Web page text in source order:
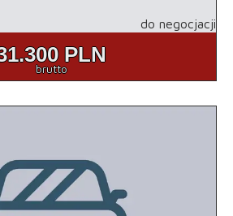
do negocjacji
PLN
brutto